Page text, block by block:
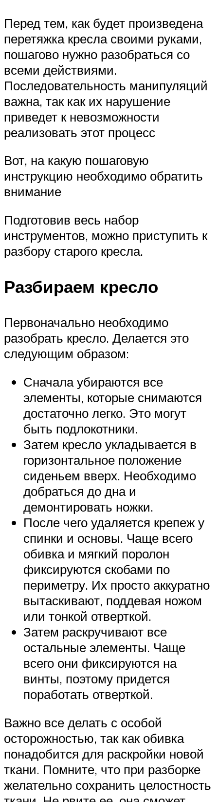
Перед тем, как будет произведена
перетяжка кресла своими руками,
пошагово нужно разобраться со
всеми действиями.
Последовательность манипуляций
важна, так как их нарушение
приведет к невозможности
реализовать этот процесс
Вот, на какую пошаговую
инструкцию необходимо обратить
внимание
Подготовив весь набор
инструментов, можно приступить к
разбору старого кресла.
Разбираем кресло
Первоначально необходимо
разобрать кресло. Делается это
следующим образом:
Сначала убираются все
элементы, которые снимаются
достаточно легко. Это могут
быть подлокотники.
Затем кресло укладывается в
горизонтальное положение
сиденьем вверх. Необходимо
добраться до дна и
демонтировать ножки.
После чего удаляется крепеж у
спинки и основы. Чаще всего
обивка и мягкий поролон
фиксируются скобами по
периметру. Их просто аккуратно
вытаскивают, поддевая ножом
или тонкой отверткой.
Затем раскручивают все
остальные элементы. Чаще
всего они фиксируются на
винты, поэтому придется
поработать отверткой.
Важно все делать с особой
осторожностью, так как обивка
понадобится для раскройки новой
ткани. Помните, что при разборке
желательно сохранить целостность